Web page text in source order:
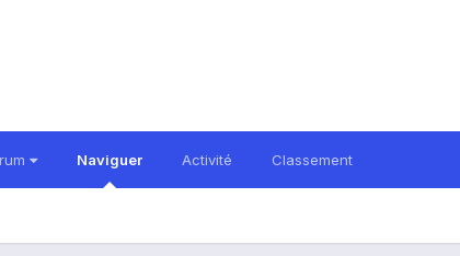
Naviguer Activité Classement